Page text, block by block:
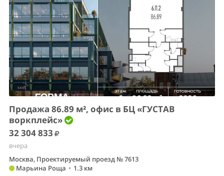
Продажа 86.89 м², офис в БЦ «ГУСТАВ
воркплейс»
32 304 833
вчера
Москва, Проектируемый проезд № 7613
Марьина Роща • 1.3 км